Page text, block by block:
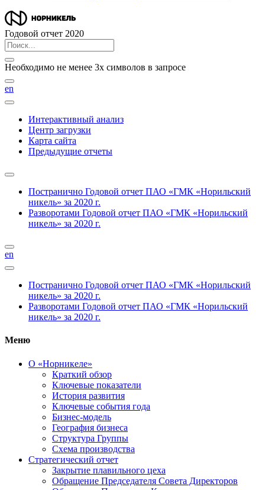
Годовой отчет 2020
Необходимо не менее 3х символов в запросе
en
Интерактивный анализ
Центр загрузки
Карта сайта
Предыдущие отчеты
Постранично Годовой отчет ПАО «ГМК «Норильский
никель» за 2020 г.
Разворотами Годовой отчет ПАО «ГМК «Норильский
никель» за 2020 г.
en
Постранично Годовой отчет ПАО «ГМК «Норильский
никель» за 2020 г.
Разворотами Годовой отчет ПАО «ГМК «Норильский
никель» за 2020 г.
Меню
О «Норникеле»
Краткий обзор
Ключевые показатели
История развития
Ключевые события года
Бизнес-модель
География бизнеса
Структура Группы
Схема производства
Стратегический отчет
Закрытие плавильного цеха
Обращение Председателя Совета Директоров